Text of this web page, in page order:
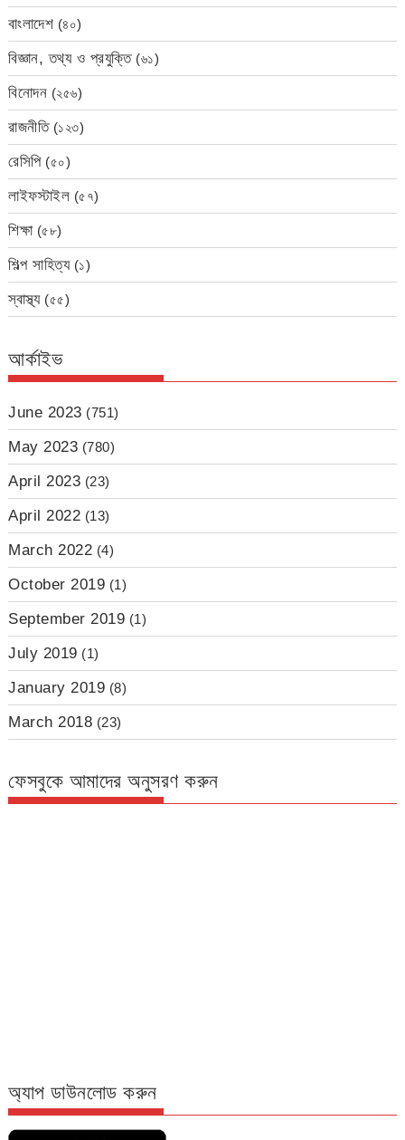
বাংলাদেশ (৪০)
বিজ্ঞান, তথ্য ও প্রযুক্তি(৬১)
বিনোদন (২৫৬)
রাজনীতি(১২৩)
রেসিপি(৫০)
লাইফস্টাইল (৫৭)
শিক্ষা(৫৮)
শিল্প সাহিত্য(১)
স্বাস্থ্য(৫৫)
আর্কাইভ
June 2023 (751)
May 2023 (780)
April 2023 (23)
April 2022 (13)
March 2022 (4)
October 2019 (1)
September 2019 (1)
July 2019 (1)
January 2019 (8)
March 2018 (23)
ফেসবুকে আমাদের অনুসরণ করুন
অ্যাপ ডাউনলোড করুন